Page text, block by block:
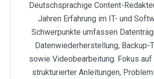
Deutschsprachige Content-
Jahren Erfahrung im IT- und
Schwerpunkte umfassen
Datenwiederherstellung, Backup-
sowie Videobearbeitung. Fokus
strukturierter Anleitungen,